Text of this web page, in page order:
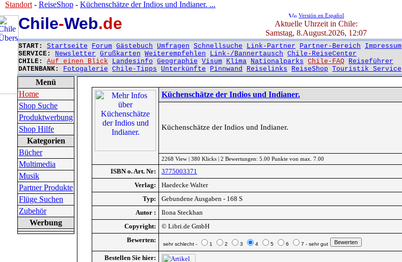
Chile-Web.de Versión en Español
Aktuelle Uhrzeit in Chile:
Samstag, 8.August.2026, 12:07
START: Startseite Forum Gästebuch Umfragen Schnellsuche Link-Partner Partner-Bereich
Impressum
SERVICE: Newsletter Grußkarten Weiterempfehlen Link-/Bannertausch Chile-ReiseCenter
CHILE: Auf einen Blick Landesinfo Geographie Visum Klima Nationalparks Chile-FAQ Reiseführer
DATENBANK: Fotogalerie Chile-Tipps Unterkünfte Pinnwand Reiselinks ReiseShop Touristik Service
Standort - ReiseShop - Küchenschätze der Indios und Indianer. ...
Menü
Home
Shop Suche
Produktwerbung
Shop Hilfe
Kategorien
Bücher
Multimedia
Musik
Partner Produkte
Flüge Suchen
Zubehör
Werbung
Küchenschätze der Indios und Indianer.
Küchenschätze der Indios und Indianer.
2268 View | 380 Klicks | 2 Bewertungen: 5.00 Punkte von max. 7.00
ISBN o. Art. Nr:
3775003371
Verlag:
Haedecke Walter
Typ:
Gebundene Ausgaben - 168 S
Autor :
Ilona Steckhan
Copyright:
© Libri.de GmbH
Bewerten:
sehr schlecht - 1 2 3 4 5 6 7 - sehr gut
Bestellen Sie hier: